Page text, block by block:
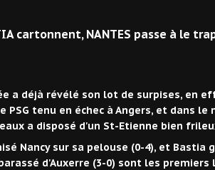
cartonnent, NANTES passe à le
a déjà révélé son lot de surpises, en
PSG tenu en échec à Angers, et dans
a disposé d'un St-Etienne bien
Nancy sur sa pelouse (0-4), et Bastia
d'Auxerre (3-0) sont les premiers